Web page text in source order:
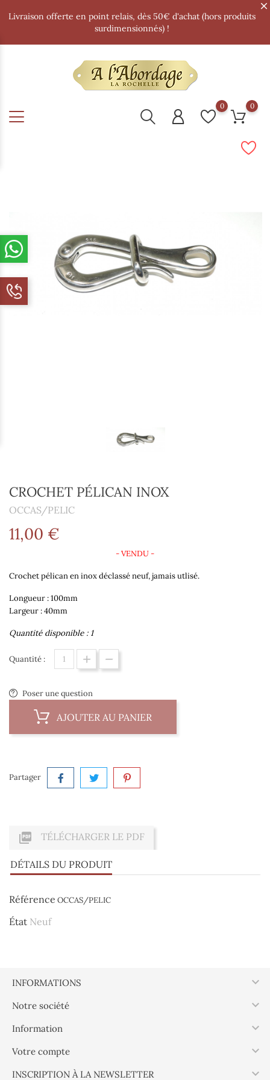
Livraison offerte en point relais, dès 50€ d'achat (hors produits
surdimensionnés) !
0 0
CROCHET PÉLICAN INOX
OCCAS/PELIC
11,00 €
- VENDU -
Crochet pélican en inox déclassé neuf, jamais utlisé.
Longueur : 100mm
Largeur : 40mm
Quantité disponible : 1
Quantité :
Poser une question
AJOUTER AU PANIER
Partager
 TÉLÉCHARGER LE PDF
DÉTAILS DU PRODUIT
Référence OCCAS/PELIC
État Neuf
INFORMATIONS 
Notre société 
Information 
Votre compte 
INSCRIPTION À LA NEWSLETTER 